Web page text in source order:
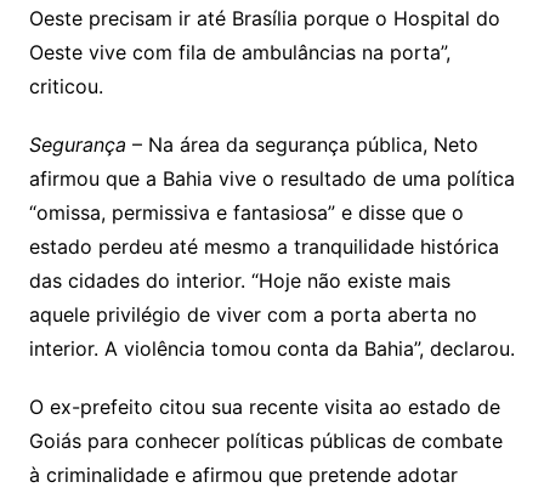
Oeste precisam ir até Brasília porque o Hospital do
Oeste vive com fila de ambulâncias na porta”,
criticou.
Segurança – Na área da segurança pública, Neto
afirmou que a Bahia vive o resultado de uma política
“omissa, permissiva e fantasiosa” e disse que o
estado perdeu até mesmo a tranquilidade histórica
das cidades do interior. “Hoje não existe mais
aquele privilégio de viver com a porta aberta no
interior. A violência tomou conta da Bahia”, declarou.
O ex-prefeito citou sua recente visita ao estado de
Goiás para conhecer políticas públicas de combate
à criminalidade e afirmou que pretende adotar